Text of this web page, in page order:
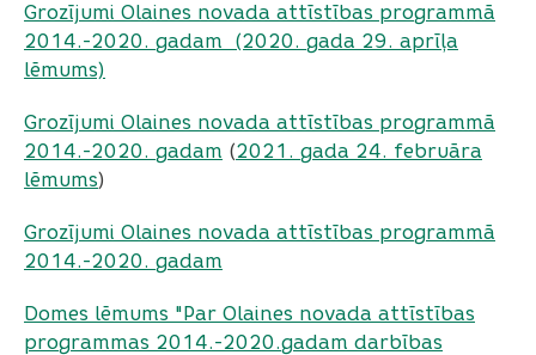
Grozījumi Olaines novada attīstības programmā
2014.-2020. gadam (2020. gada 29. aprīļa
lēmums)
Grozījumi Olaines novada attīstības programmā
2014.-2020. gadam (2021. gada 24. februāra
lēmums)
Grozījumi Olaines novada attīstības programmā
2014.-2020. gadam
Domes lēmums "Par Olaines novada attīstības
programmas 2014.-2020.gadam darbības